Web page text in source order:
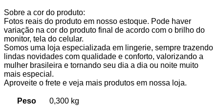
Sobre a cor do produto:
Fotos reais do produto em nosso estoque. Pode haver
variação na cor do produto final de acordo com o brilho do
monitor, tela do celular.
Somos uma loja especializada em lingerie, sempre trazendo
lindas novidades com qualidade e conforto, valorizando a
mulher brasileira e tornando seu dia a dia ou noite muito
mais especial.
Aproveite o frete e veja mais produtos em nossa loja.
Peso
0,300 kg